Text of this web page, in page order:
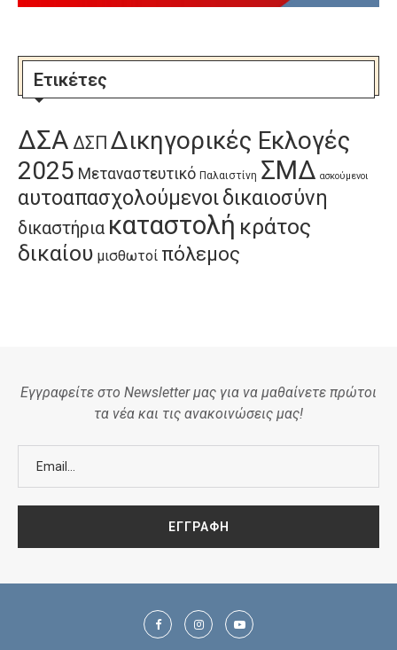
Ετικέτες
ΔΣΑ ΔΣΠ Δικηγορικές Εκλογές
2025 Μεταναστευτικό Παλαιστίνη ΣΜΔ ασκούμενοι
αυτοαπασχολούμενοιδικαιοσύνη
δικαστήρια καταστολή κράτος
δικαίου μισθωτοί πόλεμος
Εγγραφείτε στο Newsletter μας για να μαθαίνετε πρώτοι
τα νέα και τις ανακοινώσεις μας!